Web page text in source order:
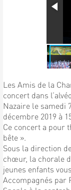
Les Amis de la
concert dans
Nazaire le samedi
décembre 2019 à
Ce concert a pour
bête ».
Sous la direction
chœur, la chorale
jeunes enfants
Accompagnés par